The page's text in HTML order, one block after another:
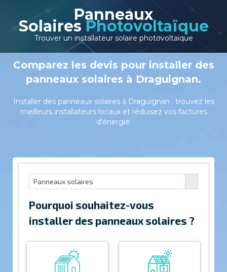
Panneaux
Solaires Photovoltaïque
Trouver un installateur solaire photovoltaïque
Comparez les devis pour installer des
panneaux solaires à Draguignan.
Installer des panneaux solaires à Draguignan : trouvez les
meilleurs installateurs locaux et réduisez vos factures
d'énergie.